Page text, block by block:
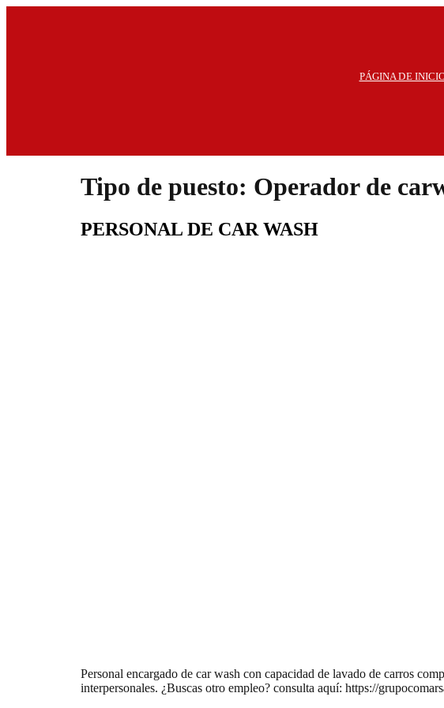
PÁGINA DE
Tipo de puesto: Operador de
PERSONAL DE CAR WASH
Personal encargado de car wash con capacidad de lavado de carros
interpersonales. ¿Buscas otro empleo? consulta aquí: https://